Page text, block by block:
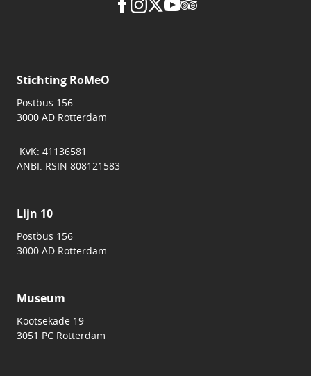
Stichting RoMeO
Postbus 156
3000 AD Rotterdam
KvK: 41136581
ANBI: RSIN 808121583
Lijn 10
Postbus 156
3000 AD Rotterdam
Museum
Kootsekade 19
3051 PC Rotterdam